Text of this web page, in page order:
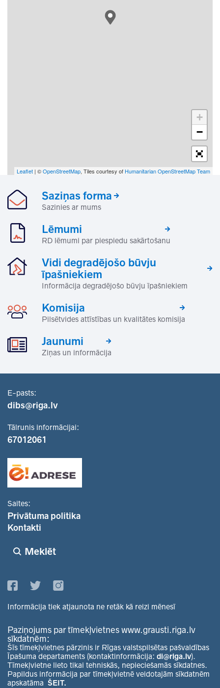
+
−
Leaflet | ©OpenStreetMap, Tiles courtesy of Humanitarian OpenStreetMap Team
Saziņas forma
Sazinies ar mums
Lēmumi
RD lēmumi par piespiedu sakārtošanu
Vidi degradējošo būvju
īpašniekiem
Informācija degradējošo būvju īpašniekiem
Komisija
Pilsētvides attīstības un kvalitātes komisija
Jaunumi
Ziņas un informācija
E-pasts:
dibs@riga.lv
Tālrunis informācijai:
67012061
Saites:
Privātuma politika
Kontakti
Meklēt
Informācija tiek atjaunota ne retāk kā reizi mēnesī
Paziņojums par tīmekļvietnes www.grausti.riga.lv
sīkdatnēm:
Šīs tīmekļvietnes pārzinis ir Rīgas valstspilsētas pašvaldības
Īpašuma departaments (kontaktinformācija: di@riga.lv).
Tīmekļvietne lieto tikai tehniskās, nepieciešamās sīkdatnes.
Papildus informācija par tīmekļvietnē veidotajām sīkdatnēm
apskatāma ŠEIT.